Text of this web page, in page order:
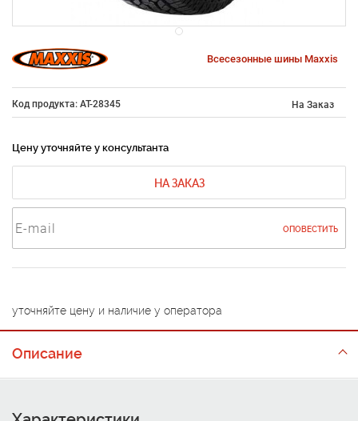
Всесезонные шины Maxxis
Код продукта: AT-28345 На Заказ
Цену уточняйте у консультанта
НА ЗАКАЗ
ОПОВЕСТИТЬ
уточняйте цену и наличие у оператора
Описание